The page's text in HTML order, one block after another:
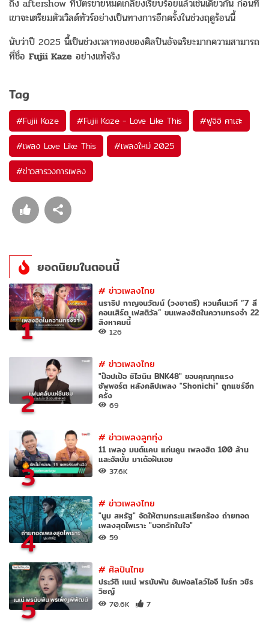
ถึง aftershow ที่บัตรขายหมดเกลี้ยงเรียบร้อยแล้วเช่นเดียวกัน ก่อนที่
เขาจะเตรียมตัวเวิลด์ทัวร์อย่างเป็นทางการอีกครั้งในช่วงฤดูร้อนนี้
นับว่าปี 2025 นี้เป็นช่วงเวลาทองของศิลปินอัจฉริยะมากความสามารถ
ที่ชื่อ Fujii Kaze อย่างแท้จริง
Tag
#Fujii Kaze #Fujii Kaze - Love Like This #ฟูจิอิ คาเสะ
#เพลง Love Like This #เพลงใหม่ 2025
#ข่าวสารวงการเพลง
ยอดนิยมในตอนนี้
1
#ข่าวเพลงไทย
นราธิป กาญจนวัฒน์ (วงชาตรี) หวนคืนเวที “7 สี
คอนเสิร์ต เฟสติวัล” ขนเพลงฮิตในความทรงจำ 22
สิงหาคมนี้
126
2
#ข่าวเพลงไทย
"ป๊อปเป้อ ชิไฮนิน BNK48" ขอบคุณทุกแรง
ซัพพอร์ต หลังคลิปเพลง "Shonichi" ถูกแชร์อีก
ครั้ง
69
3
#ข่าวเพลงลูกทุ่ง
11 เพลง มนต์แคน แก่นคูน เพลงฮิต 100 ล้าน
และอัลบั้ม มาเด้อฝันเอย
37.6K
4
#ข่าวเพลงไทย
"บูม สหรัฐ" จัดให้ตามกระแสเรียกร้อง ถ่ายทอด
เพลงสุดไพเราะ "บอกรักในใจ"
59
5
#ศิลปินไทย
ประวัติ เนเน่ พรนับพัน อันฟอลโลว์ไอจี ไบร์ท วชิร
วิชญ์
70.6K 7